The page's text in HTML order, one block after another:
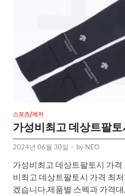
스포츠/레저
가성비최고 데상트팔
2024년 06월 30일 - by NEO
가성비최고 데상트팔토시 가격
비최고 데상트팔토시 가격 최
겠습니다.제품별 스펙과 가격